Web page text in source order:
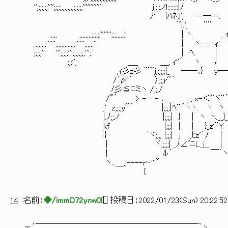
'';;;;;;;'''';;;;;,,,,,,,,;;;;;;'''''''''''' j::::ノl:::::::|/ l,},从⌒ |
ﾉ'´ |ﾊﾈ,l', --─--. ｊノﾍ{ | やっぱ
｀ﾞ|.', ¨¨ ﾉ 乂＿＿＿＿＿＿
,;,, ,,,,,,,;;;;;;;''''''';;;,,,,,;' | ヽ. ,
,,,,;;;;'''''';;;;;,,,,;;;;'''''',,,,;;'' | ヽ
;;;;;'' ''';;;;;''';,,,,;;;'''; | ﾍ.
;;;''; ＿_ ＿, ｨ''´ ヽ .ﾘ ｀ﾐ
,ｨ彡z彡｀¨ﾞﾞj;;;;;;|_ ──､} y── ヾ;
/´〆´ 〉;;;rﾞﾞ｀ /
ﾉ彡≦ﾆミヽ /;;;/ ｀ﾞヾ;;;<_ ヾ
/~´ .> -─- ､＿ _,, x-＜¨ヾ¨｀ヾ
,' z;;;;yﾞﾞ´ |;;;;|ﾍ¨´ヽヽ. ヽ ヽ } ｀ゝ
|.ﾉ;;ノ |;;;;| } | ヽ ﾄ､__}_:_:j_,ｨ;;;;;{´￣
kf |;;;| | | }_z'¨Y |
} ｀ヾ;;,, |;;;| j .,ﾋz'´/ | j
| ヾ;;;;;| _ﾉ∠ﾞﾆL_j__ |
| ﾙ´ ￣｀ヽ､|
ヽ､＿,,----rｰ'''~ ｀
{ ￣￣￣￣}
14 名前： ◆/immO72ynw0I ] 投稿日： 2022/01/23(Sun)